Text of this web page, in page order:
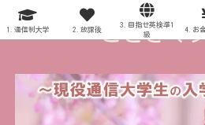
～ことさく
1.通信制大学 2.放課後
3.目指せ英検準1
級
4.お